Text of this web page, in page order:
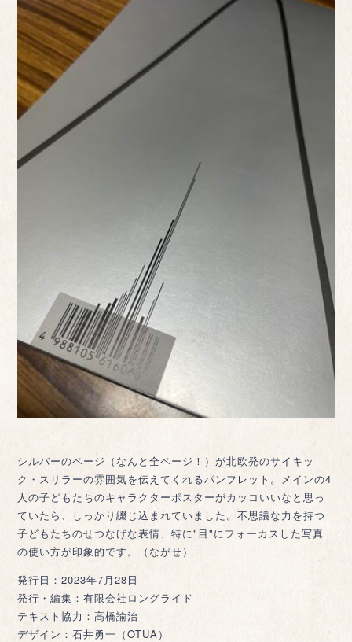
シルバーのページ（なんと全ページ！）が北欧発のサイキッ
ク・スリラーの雰囲気を伝えてくれるパンフレット。メインの4
人の子どもたちのキャラクターポスターがカッコいいなと思っ
ていたら、しっかり綴じ込まれていました。不思議な力を持つ
子どもたちのせつなげな表情、特に"目"にフォーカスした写真
の使い方が印象的です。（ながせ）
発行日：2023年7月28日
発行・編集：有限会社ロングライド
テキスト協力：高橋諭治
デザイン：石井勇一（OTUA）